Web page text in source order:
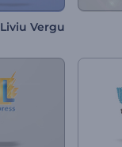
Liviu Vergu